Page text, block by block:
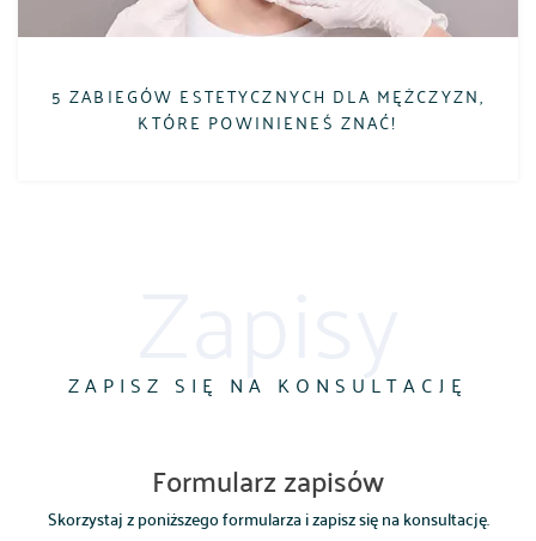
5 ZABIEGÓW ESTETYCZNYCH DLA MĘŻCZYZN,
KTÓRE POWINIENEŚ ZNAĆ!
ZAPISZ SIĘ NA KONSULTACJĘ
Formularz zapisów
Skorzystaj z poniższego formularza i zapisz się na konsultację.